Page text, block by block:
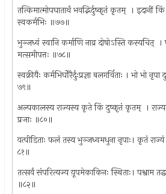
तत्किमात्मोपघातार्थं भवद्भिर्दुष्कृतं कृतम् ‍ । इदानीं किं
स्वकर्मभिः ॥७७॥
भुञ्जध्वं स्वानि कर्माणि नाव्र दोषोऽस्ति कस्यचित् ‍ ।
मत्समीपत्तः ॥७८॥
स्वक्रीयैः कर्मभिर्घोरैर्दुःप्रज्ञा बलगर्विताः । भो भो
७९॥
अल्पकालस्य राज्यस्य कृते किं दुष्कृतं कृतम् ‍ ।
प्रजाः ॥८०॥
यत्पीडिताः फलं तस्य भुञ्जध्वमधुना नृपाः। कृतं
८१॥
तत्सर्वं संपरित्यज्य य़ूपमेकाकिनः स्थिताः। पश्वाम
॥८२॥